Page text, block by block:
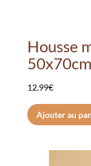
Housse
12.99€
Ajouter au